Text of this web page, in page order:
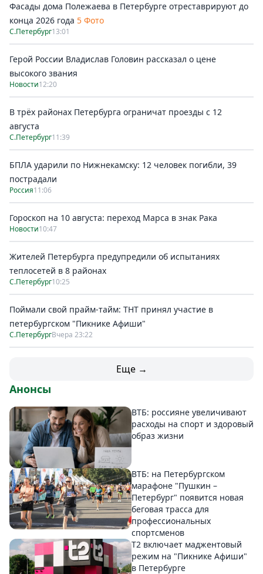
Фасады дома Полежаева в Петербурге отреставрируют до
конца 2026 года 5 Фото
С.Петербург13:01
Герой России Владислав Головин рассказал о цене
высокого звания
Новости12:20
В трёх районах Петербурга ограничат проезды с 12
августа
С.Петербург11:39
БПЛА ударили по Нижнекамску: 12 человек погибли, 39
пострадали
Россия11:06
Гороскоп на 10 августа: переход Марса в знак Рака
Новости10:47
Жителей Петербурга предупредили об испытаниях
теплосетей в 8 районах
С.Петербург10:25
Поймали свой прайм-тайм: ТНТ принял участие в
петербургском "Пикнике Афиши"
С.ПетербургВчера 23:22
Еще →
Анонсы
ВТБ: россияне увеличивают
расходы на спорт и здоровый
образ жизни
ВТБ: на Петербургском
марафоне "Пушкин –
Петербург" появится новая
беговая трасса для
профессиональных
спортсменов
Т2 включает маджентовый
режим на "Пикнике Афиши"
в Петербурге